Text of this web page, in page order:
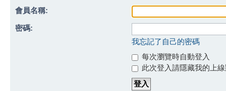
會員名稱:
密碼:
我忘記了自己的密碼
每次瀏覽時自動登入
此次登入請隱藏我的上